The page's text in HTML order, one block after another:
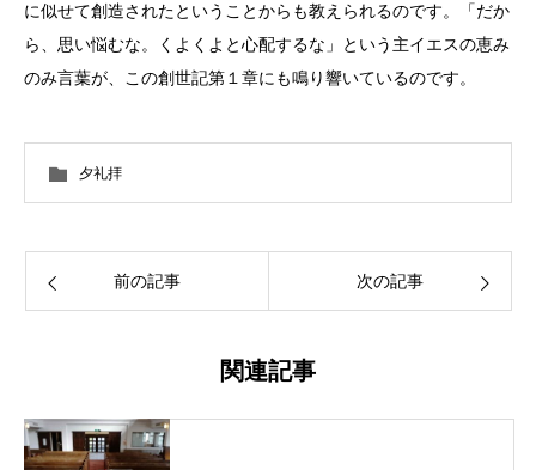
に似せて創造されたということからも教えられるのです。「だか
ら、思い悩むな。くよくよと心配するな」という主イエスの恵み
のみ言葉が、この創世記第１章にも鳴り響いているのです。
夕礼拝
前の記事 次の記事
関連記事